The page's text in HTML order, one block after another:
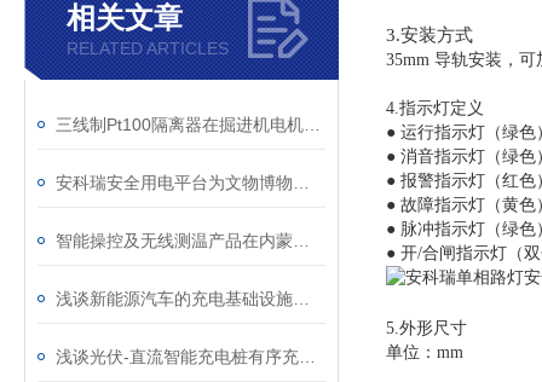
相关文章
RELATED ARTICLES
3.安装方式
35mm 导轨安装，
4.指示灯定义
● 运行指示灯（绿
● 消音指示灯（绿
● 报警指示灯（红
● 故障指示灯（黄
● 脉冲指示灯（绿
● 开/合闸指示灯（
5.外形尺寸
单位：mm